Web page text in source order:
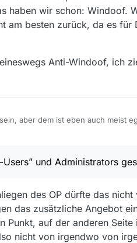
haben wir schon: Windoof.
besten zurück, da es für
Anti-Windoof, ich
aber dem ist eben auch meist
und der Installation einer
ich in den Registry-Editor, dort
nano /etc/abc/xyz.conf” eingebe,
Ich konfigurierewesentlich lieber
anderem genau deswegen. Ich
und ist daher für mich auch kein
werden muss, dann ist das meiner
wir schon: Windoof. Wenn
da es für DAUs und einfache
Anti-Windoof, ich ziehe
und Administrators
des OP dürfte das nicht
das zusätzliche Angebot
Punkt, auf der anderen
nicht von irgendwo von